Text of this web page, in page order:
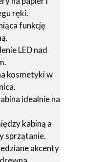
ręki.
funkcję
LED nad
kosmetyki w
idealnie na
kabiną a
sprzątanie.
akcenty